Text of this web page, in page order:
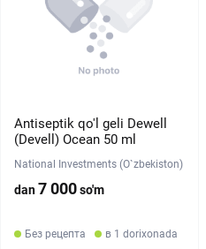
Antiseptik qo'l geli Dewell
(Devell) Ocean 50 ml
National Investments (O`zbekiston)
dan7 000so'm
Без рецепта в 1 dorixonada